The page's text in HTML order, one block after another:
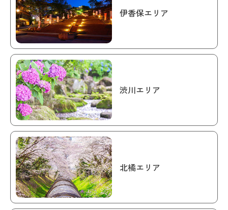
伊香保エリア
渋川エリア
北橘エリア